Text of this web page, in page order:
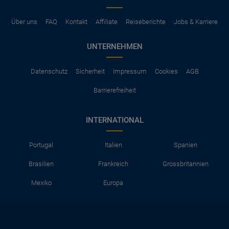
Über uns FAQ Kontakt Affiliate Reiseberichte Jobs & Karriere
UNTERNEHMEN
Datenschutz Sicherheit Impressum Cookies AGB
Barrierefreiheit
INTERNATIONAL
Portugal Italien Spanien
Brasilien Frankreich Grossbritannien
Mexiko Europa